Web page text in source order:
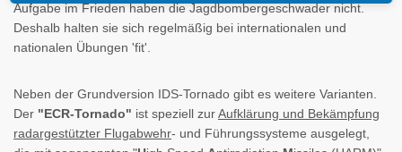
Aufgabe im Frieden haben die Jagdbombergeschwader nicht.
Deshalb halten sie sich regelmäßig bei internationalen und
nationalen Übungen 'fit'.
Neben der Grundversion IDS-Tornado gibt es weitere Varianten.
Der "ECR-Tornado" ist speziell zurAufklärung und Bekämpfung
radargestützter Flugabwehr- und Führungssysteme ausgelegt,